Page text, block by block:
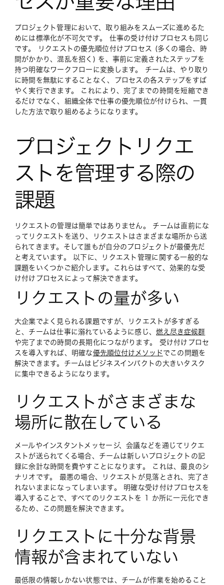
プロジェクト管理において、取り組みをスムーズに進めるた
めには標準化が不可欠です。 仕事の受け付けプロセスも同じ
です。 リクエストの優先順位付けプロセス (多くの場合、時
間がかかり、混乱を招く) を、事前に定義されたステップを
持つ明確なワークフローに変換します。 チームは、やり取り
に時間を無駄にすることなく、プロセスの各ステップをすば
やく実行できます。 これにより、完了までの時間を短縮でき
るだけでなく、組織全体で仕事の優先順位が付けられ、一貫
した方法で取り組めるようになります。
プロジェクトリクエ
ストを管理する際の
課題
リクエストの管理は簡単ではありません。 チームは直前にな
ってリクエストを送り、リクエストはさまざまな場所から送
られてきます。そして誰もが自分のプロジェクトが最優先だ
と考えています。 以下に、リクエスト管理に関する一般的な
課題をいくつかご紹介します。これらはすべて、効果的な受
け付けプロセスによって解決できます。
リクエストの量が多い
大企業でよく見られる課題ですが、リクエストが多すぎる
と、チームは仕事に溺れているように感じ、燃え尽き症候群
や完了までの時間の長期化につながります。 受け付けプロセ
スを導入すれば、明確な優先順位付けメソッド でこの問題を
解決できます。チームはビジネスインパクトの大きいタスク
に集中できるようになります。
リクエストがさまざまな
場所に散在している
メールやインスタントメッセージ、会議などを通じてリクエ
ストが送られてくる場合、チームは新しいプロジェクトの記
録に余計な時間を費やすことになります。 これは、最良のシ
ナリオです。 最悪の場合、リクエストが見落とされ、完了さ
れないままになってしまいます。 明確な受け付けプロセスを
導入することで、すべてのリクエストを 1 か所に一元化でき
るため、この問題を解決できます。
リクエストに十分な背景
情報が含まれていない
最低限の情報しかない状態では、チームが作業を始めること